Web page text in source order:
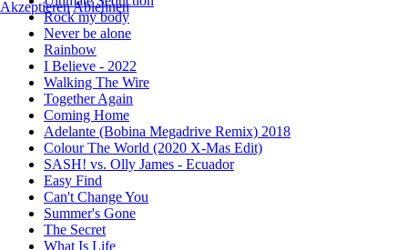
Rock my body
Never be alone
Rainbow
I Believe - 2022
Walking The Wire
Together Again
Coming Home
Adelante (Bobina Megadrive Remix) 2018
Colour The World (2020 X-Mas Edit)
SASH! vs. Olly James - Ecuador
Easy Find
Can't Change You
Summer's Gone
The Secret
What Is Life
AkzeptierenAblehnen